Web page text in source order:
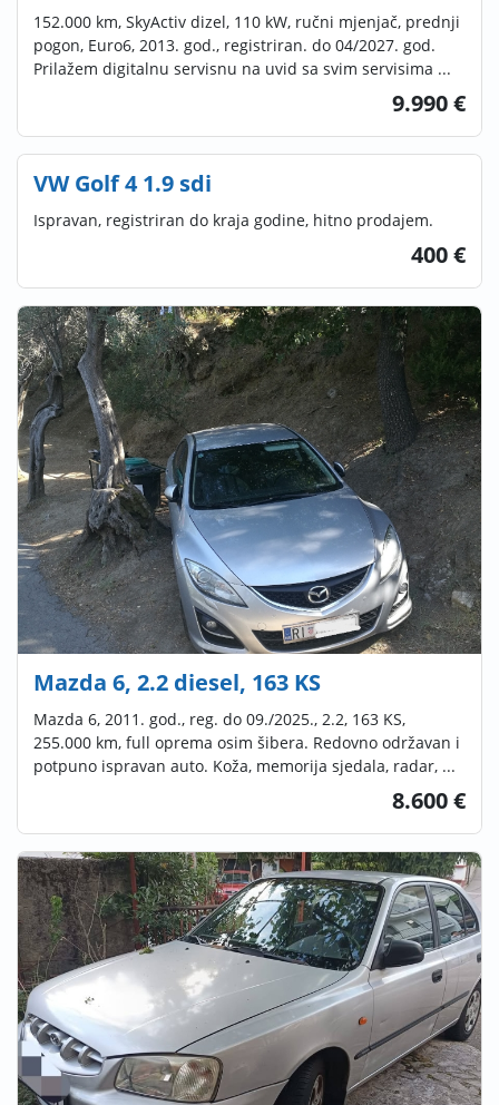
152.000 km, SkyActiv dizel, 110 kW, ručni mjenjač, prednji
pogon, Euro6, 2013. god., registriran. do 04/2027. god.
Prilažem digitalnu servisnu na uvid sa svim servisima ...
9.990 €
VW Golf 4 1.9 sdi
Ispravan, registriran do kraja godine, hitno prodajem.
400 €
Mazda 6, 2.2 diesel, 163 KS
Mazda 6, 2011. god., reg. do 09./2025., 2.2, 163 KS,
255.000 km, full oprema osim šibera. Redovno održavan i
potpuno ispravan auto. Koža, memorija sjedala, radar, ...
8.600 €